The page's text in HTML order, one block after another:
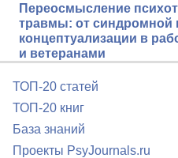
Переосмысление
травмы: от синдромной
концептуализации в
и ветеранами
ТОП-20 статей
ТОП-20 книг
База знаний
Проекты PsyJournals.ru